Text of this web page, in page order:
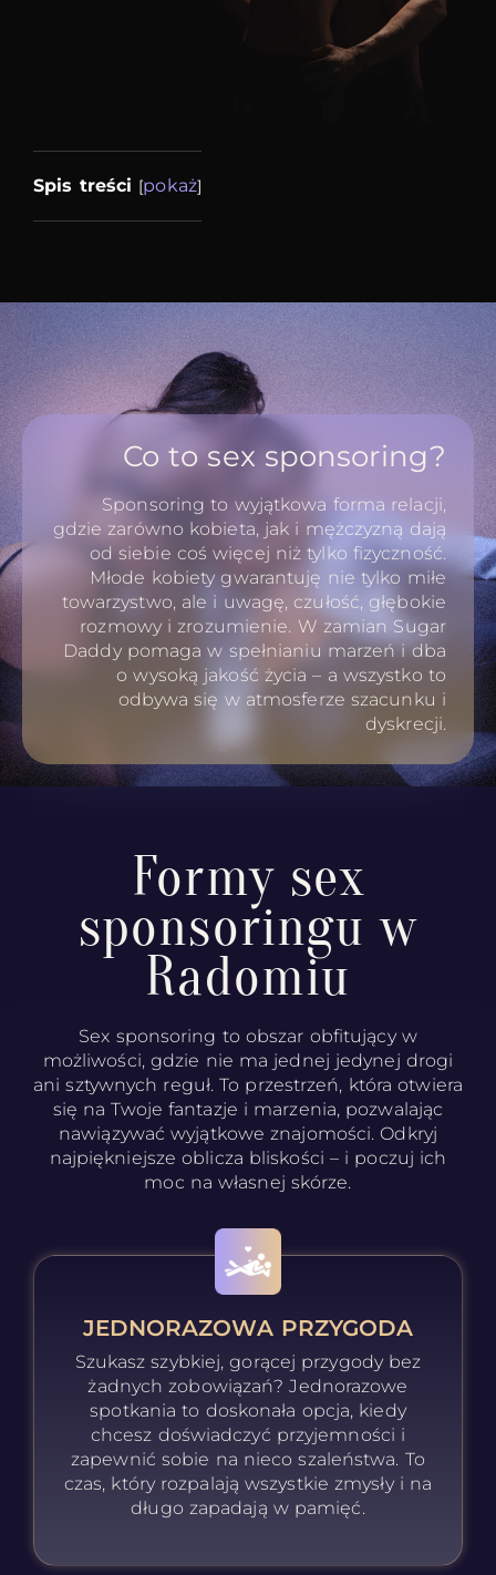
Spis treści [pokaż]
Co to sex sponsoring?
Sponsoring to wyjątkowa forma relacji,
gdzie zarówno kobieta, jak i mężczyzną dają
od siebie coś więcej niż tylko fizyczność.
Młode kobiety gwarantuję nie tylko miłe
towarzystwo, ale i uwagę, czułość, głębokie
rozmowy i zrozumienie. W zamian Sugar
Daddy pomaga w spełnianiu marzeń i dba
o wysoką jakość życia – a wszystko to
odbywa się w atmosferze szacunku i
dyskrecji.
Formy sex
sponsoringu w
Radomiu
Sex sponsoring to obszar obfitujący w
możliwości, gdzie nie ma jednej jedynej drogi
ani sztywnych reguł. To przestrzeń, która otwiera
się na Twoje fantazje i marzenia, pozwalając
nawiązywać wyjątkowe znajomości. Odkryj
najpiękniejsze oblicza bliskości – i poczuj ich
moc na własnej skórze.
JEDNORAZOWA PRZYGODA
Szukasz szybkiej, gorącej przygody bez
żadnych zobowiązań? Jednorazowe
spotkania to doskonała opcja, kiedy
chcesz doświadczyć przyjemności i
zapewnić sobie na nieco szaleństwa. To
czas, który rozpalają wszystkie zmysły i na
długo zapadają w pamięć.